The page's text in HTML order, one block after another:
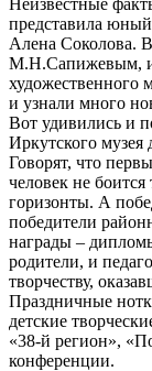
представила
Алена Соколова.
М.Н.Сапижевым,
художественного
и узнали много
Вот удивились и
Иркутского музея
Говорят, что
человек не
горизонты. А
победители
награды –
родители, и
творчеству,
Праздничные
детские
«38-й регион»,
конференции.